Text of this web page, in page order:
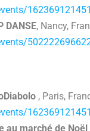
DANSE, Nancy,
, Paris,
au marché de